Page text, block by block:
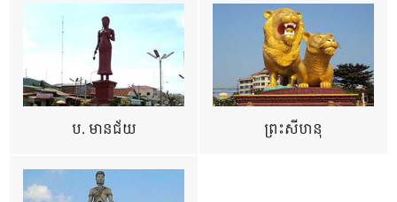
ប. មានជ័យ ព្រះសីហនុ